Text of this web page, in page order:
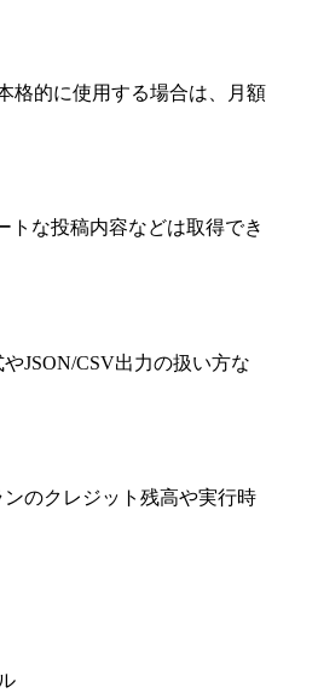
格的に使用する場合は、月額
トな投稿内容などは取得でき
JSON/CSV出力の扱い方な
のクレジット残高や実行時